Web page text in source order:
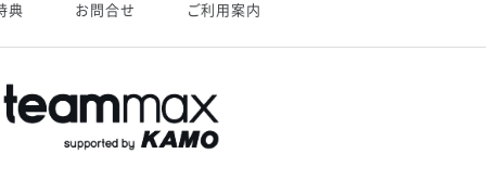
典 お問合せ ご利用案内